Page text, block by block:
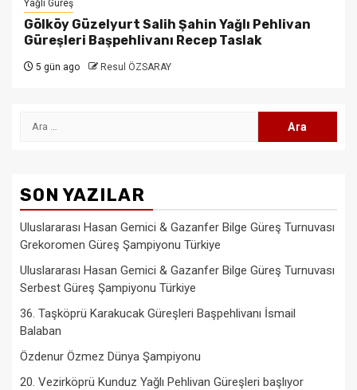
Yağlı Güreş
Gölköy Güzelyurt Salih Şahin Yağlı Pehlivan
Güreşleri Başpehlivanı Recep Taslak
5 gün ago Resul ÖZSARAY
Arama:
SON YAZILAR
Uluslararası Hasan Gemici & Gazanfer Bilge Güreş Turnuvası
Grekoromen Güreş Şampiyonu Türkiye
Uluslararası Hasan Gemici & Gazanfer Bilge Güreş Turnuvası
Serbest Güreş Şampiyonu Türkiye
36. Taşköprü Karakucak Güreşleri Başpehlivanı İsmail
Balaban
Özdenur Özmez Dünya Şampiyonu
20. Vezirköprü Kunduz Yağlı Pehlivan Güreşleri başlıyor